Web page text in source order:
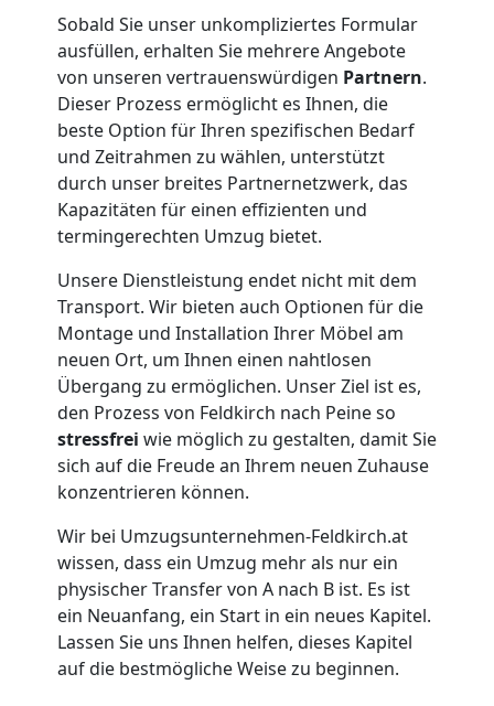
Sobald Sie unser unkompliziertes Formular
ausfüllen, erhalten Sie mehrere Angebote
von unseren vertrauenswürdigen Partnern.
Dieser Prozess ermöglicht es Ihnen, die
beste Option für Ihren spezifischen Bedarf
und Zeitrahmen zu wählen, unterstützt
durch unser breites Partnernetzwerk, das
Kapazitäten für einen effizienten und
termingerechten Umzug bietet.
Unsere Dienstleistung endet nicht mit dem
Transport. Wir bieten auch Optionen für die
Montage und Installation Ihrer Möbel am
neuen Ort, um Ihnen einen nahtlosen
Übergang zu ermöglichen. Unser Ziel ist es,
den Prozess von Feldkirch nach Peine so
stressfrei wie möglich zu gestalten, damit Sie
sich auf die Freude an Ihrem neuen Zuhause
konzentrieren können.
Wir bei Umzugsunternehmen-Feldkirch.at
wissen, dass ein Umzug mehr als nur ein
physischer Transfer von A nach B ist. Es ist
ein Neuanfang, ein Start in ein neues Kapitel.
Lassen Sie uns Ihnen helfen, dieses Kapitel
auf die bestmögliche Weise zu beginnen.
Feldkirch
Privatumzug
Feldkirch
Tresortransport
Feldkirch
Umzug
für
Senioren
Feldkirch